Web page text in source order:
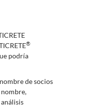
®
podría
de socios